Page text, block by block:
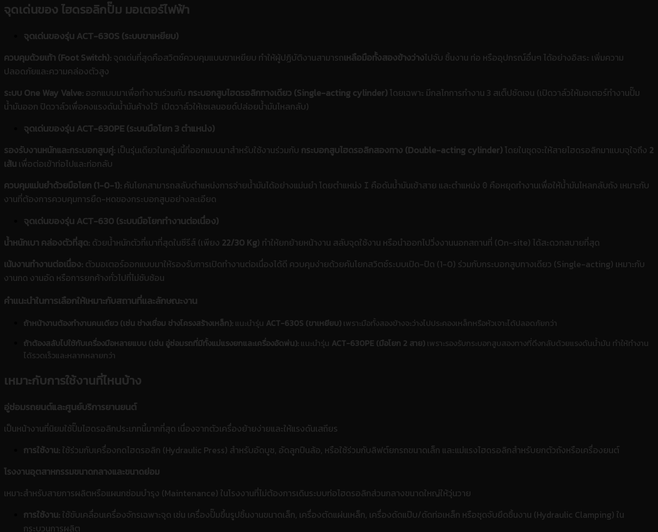
จุดเด่นของ ไฮดรอลิกปั๊ม มอเตอร์ไฟฟ้า
จุดเด่นของรุ่น ACT-630S (ระบบขาเหยียบ)
ควบคุมด้วยเท้า (Foot Switch): จุดเด่นที่สุดคือสวิตช์ควบคุมแบบขาเหยียบ ทำให้ผู้ปฏิบัติงานสามารถเหลือมือทั้งสองข้างว่างไปจับ ชิ้นงาน ท่อ หรืออุปกรณ์อื่นๆ ได้อย่างอิสระ เพิ่มความ
ปลอดภัยและความคล่องตัวสูง
ระบบ One Way Valve: ออกแบบมาเพื่อทำงานร่วมกับ กระบอกสูบไฮดรอลิกทางเดียว (Single-acting cylinder)โดยเฉพาะ มีกลไกการทำงาน 3 สเต็ปชัดเจน (เปิดวาล์วให้มอเตอร์ทำงานปั๊ม
น้ำมันออก ปิดวาล์วเพื่อคงแรงดันน้ำมันค้างไว้ เปิดวาล์วให้เซเลนอยด์ปล่อยน้ำมันไหลกลับ)
จุดเด่นของรุ่น ACT-630PE (ระบบมือโยก 3 ตำแหน่ง)
รองรับงานหนักและกระบอกสูบคู่: เป็นรุ่นเดียวในกลุ่มนี้ที่ออกแบบมาสำหรับใช้งานร่วมกับ กระบอกสูบไฮดรอลิกสองทาง (Double-acting cylinder)โดยในชุดจะให้สายไฮดรอลิกมาแบบจุใจถึง 2
เส้น เพื่อต่อเข้าท่อไปและท่อกลับ
ควบคุมแม่นยำด้วยมือโยก (1-0-1): คันโยกสามารถสลับตำแหน่งการจ่ายน้ำมันได้อย่างแม่นยำ โดยตำแหน่ง I คือดันน้ำมันเข้าสาย และตำแหน่ง 0 คือหยุดทำงานเพื่อให้น้ำมันไหลกลับถัง เหมาะกับ
งานที่ต้องการควบคุมการยืด-หดของกระบอกสูบอย่างละเอียด
จุดเด่นของรุ่น ACT-630 (ระบบมือโยกทำงานต่อเนื่อง)
น้ำหนักเบา คล่องตัวที่สุด: ด้วยน้ำหนักตัวที่เบาที่สุดในซีรีส์ (เพียง 22/30 Kg) ทำให้ยกย้ายหน้างาน สลับจุดใช้งาน หรือนำออกไปวิ่งงานนอกสถานที่ (On-site) ได้สะดวกสบายที่สุด
เน้นงานทำงานต่อเนื่อง: ตัวมอเตอร์ออกแบบมาให้รองรับการเปิดทำงานต่อเนื่องได้ดี ควบคุมง่ายด้วยคันโยกสวิตช์ระบบเปิด-ปิด (1-0) ร่วมกับกระบอกสูบทางเดียว (Single-acting) เหมาะกับ
งานกด งานอัด หรือการยกค้างทั่วไปที่ไม่ซับซ้อน
คำแนะนำในการเลือกให้เหมาะกับสถานที่และลักษณะงาน
ถ้าหน้างานต้องทำงานคนเดียว (เช่น ช่างเชื่อม ช่างโครงสร้างเหล็ก): แนะนำรุ่น ACT-630S (ขาเหยียบ) เพราะมือทั้งสองข้างจะว่างไปประคองเหล็กหรือหัวเจาะได้ปลอดภัยกว่า
ถ้าต้องสลับไปใช้กับเครื่องมือหลายแบบ (เช่น อู่ซ่อมรถที่มีทั้งแม่แรงยกและเครื่องอัดพ่น): แนะนำรุ่น ACT-630PE (มือโยก 2 สาย) เพราะรองรับกระบอกสูบสองทางที่ดึงกลับด้วยแรงดันน้ำมัน ทำให้ทำงาน
ได้รวดเร็วและหลากหลายกว่า
เหมาะกับการใช้งานที่ไหนบ้าง
อู่ซ่อมรถยนต์และศูนย์บริการยานยนต์
เป็นหน้างานที่นิยมใช้ปั๊มไฮดรอลิกประเภทนี้มากที่สุด เนื่องจากตัวเครื่องย้ายง่ายและให้แรงดันเสถียร
การใช้งาน:ใช้ร่วมกับเครื่องกดไฮดรอลิก (Hydraulic Press) สำหรับอัดบูช, อัดลูกปืนล้อ, หรือใช้ร่วมกับลิฟต์ยกรถขนาดเล็ก และแม่แรงไฮดรอลิกสำหรับยกตัวถังหรือเครื่องยนต์
โรงงานอุตสาหกรรมขนาดกลางและขนาดย่อม
เหมาะสำหรับสายการผลิตหรือแผนกซ่อมบำรุง (Maintenance) ในโรงงานที่ไม่ต้องการเดินระบบท่อไฮดรอลิกส่วนกลางขนาดใหญ่ให้วุ่นวาย
การใช้งาน:ใช้ขับเคลื่อนเครื่องจักรเฉพาะจุด เช่น เครื่องปั๊มขึ้นรูปชิ้นงานขนาดเล็ก, เครื่องตัดแผ่นเหล็ก, เครื่องดัดแป๊บ/ดัดท่อเหล็ก หรือชุดจับยึดชิ้นงาน (Hydraulic Clamping) ใน
กระบวนการผลิต